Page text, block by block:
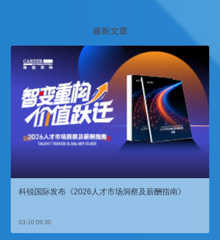
最新文章
科锐国际发布《2026人才市场洞察及薪酬指南》
03-10 09:30